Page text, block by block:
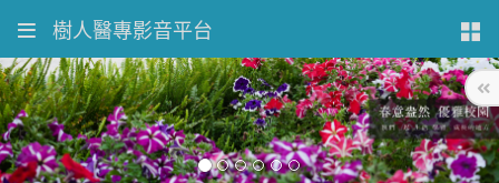
樹人醫專影音平台